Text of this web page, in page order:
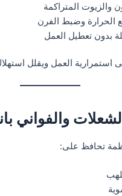
والزيوت المتراكمة
الحرارة وضبط الفرن
بدون تعطيل العمل
استمرارية العمل ويقلل
والفواني
تحافظ على: